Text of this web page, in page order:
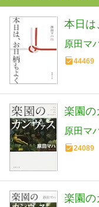
本日は
原田マ
44469
楽園の
原田マ
24089
楽園の